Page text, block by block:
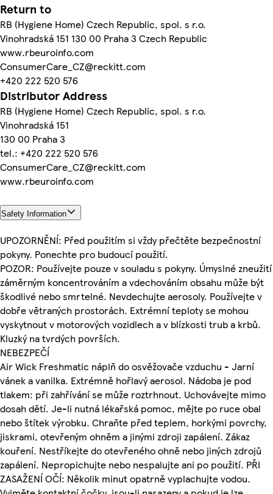
Return to
RB (Hygiene Home) Czech Republic, spol. s r.o.
Vinohradská 151 130 00 Praha 3 Czech Republic
www.rbeuroinfo.com
ConsumerCare_CZ@reckitt.com
+420 222 520 576
Distributor Address
RB (Hygiene Home) Czech Republic, spol. s r.o.
Vinohradská 151
130 00 Praha 3
tel.: +420 222 520 576
ConsumerCare_CZ@reckitt.com
www.rbeuroinfo.com
Safety Information
UPOZORNĚNÍ: Před použitím si vždy přečtěte bezpečnostní
pokyny. Ponechte pro budoucí použití.
POZOR: Používejte pouze v souladu s pokyny. Úmyslné zneužití
záměrným koncentrováním a vdechováním obsahu může být
škodlivé nebo smrtelné. Nevdechujte aerosoly. Používejte v
dobře větraných prostorách. Extrémní teploty se mohou
vyskytnout v motorových vozidlech a v blízkosti trub a krbů.
Kluzký na tvrdých površích.
NEBEZPEČÍ
Air Wick Freshmatic náplň do osvěžovače vzduchu - Jarní
vánek a vanilka. Extrémně hořlavý aerosol. Nádoba je pod
tlakem: při zahřívání se může roztrhnout. Uchovávejte mimo
dosah dětí. Je-li nutná lékařská pomoc, mějte po ruce obal
nebo štítek výrobku. Chraňte před teplem, horkými povrchy,
jiskrami, otevřeným ohněm a jinými zdroji zapálení. Zákaz
kouření. Nestříkejte do otevřeného ohně nebo jiných zdrojů
zapálení. Nepropichujte nebo nespalujte ani po použití. PŘI
ZASAŽENÍ OČÍ: Několik minut opatrně vyplachujte vodou.